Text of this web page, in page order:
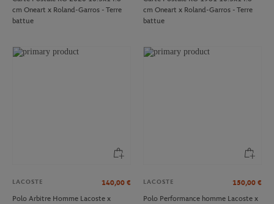
cm Oneart x Roland-Garros - Terre
battue
cm Oneart x Roland-Garros - Terre
battue
LACOSTE 140,00 €
Polo Arbitre Homme Lacoste x
LACOSTE 150,00 €
Polo Performance homme Lacoste x